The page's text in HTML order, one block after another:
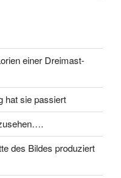
einer Dreimast-
hat sie passiert
des Bildes produziert